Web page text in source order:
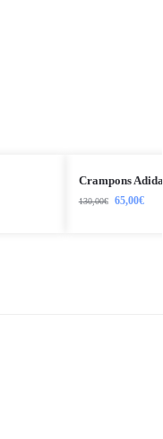
Crampons
130,00€ 65,00€